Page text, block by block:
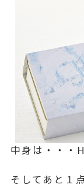
中身は・・・
そしてあと１